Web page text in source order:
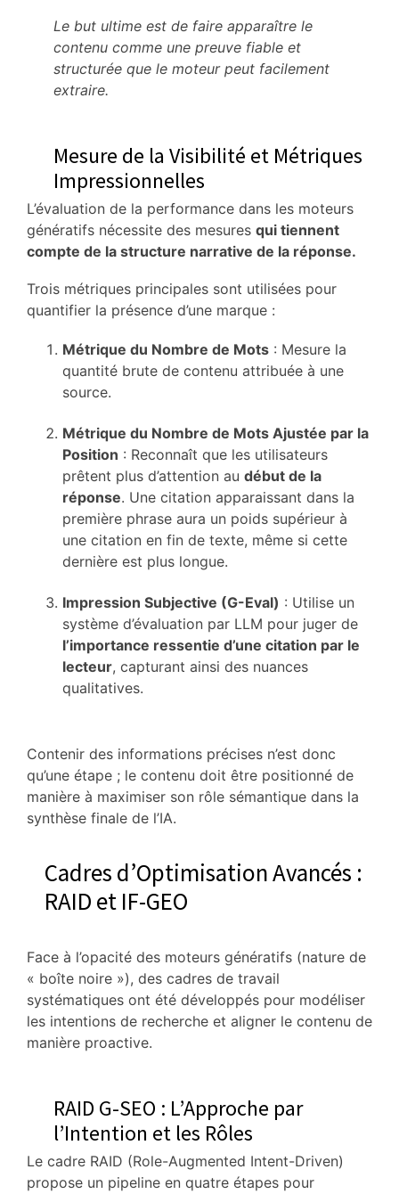
Le but ultime est de faire apparaître le
contenu comme une preuve fiable et
structurée que le moteur peut facilement
extraire.
Mesure de la Visibilité et Métriques
Impressionnelles
L’évaluation de la performance dans les moteurs
génératifs nécessite des mesures qui tiennent
compte de la structure narrative de la réponse.
Trois métriques principales sont utilisées pour
quantifier la présence d’une marque :
Métrique du Nombre de Mots : Mesure la
quantité brute de contenu attribuée à une
source.
Métrique du Nombre de Mots Ajustée par la
Position : Reconnaît que les utilisateurs
prêtent plus d’attention au début de la
réponse. Une citation apparaissant dans la
première phrase aura un poids supérieur à
une citation en fin de texte, même si cette
dernière est plus longue.
Impression Subjective (G-Eval) : Utilise un
système d’évaluation par LLM pour juger de
l’importance ressentie d’une citation par le
lecteur, capturant ainsi des nuances
qualitatives.
Contenir des informations précises n’est donc
qu’une étape ; le contenu doit être positionné de
manière à maximiser son rôle sémantique dans la
synthèse finale de l’IA.
Cadres d’Optimisation Avancés :
RAID et IF-GEO
Face à l’opacité des moteurs génératifs (nature de
« boîte noire »), des cadres de travail
systématiques ont été développés pour modéliser
les intentions de recherche et aligner le contenu de
manière proactive.
RAID G-SEO : L’Approche par
l’Intention et les Rôles
Le cadre RAID (Role-Augmented Intent-Driven)
propose un pipeline en quatre étapes pour